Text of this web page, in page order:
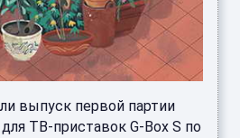
выпуск первой партии
ТВ-приставок G-Box S по